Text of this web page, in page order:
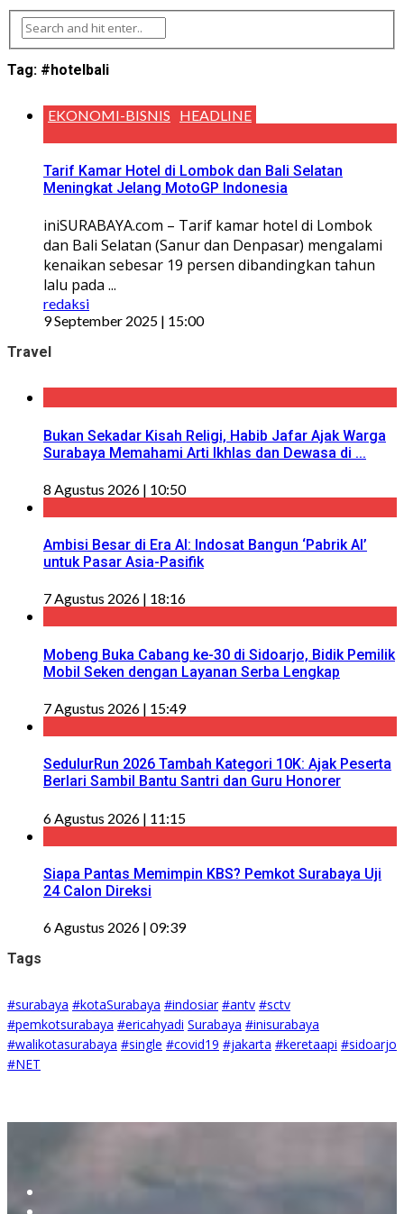
Tag: #hotelbali
EKONOMI-BISNIS HEADLINE
Tarif Kamar Hotel di Lombok dan Bali Selatan
Meningkat Jelang MotoGP Indonesia
iniSURABAYA.com – Tarif kamar hotel di Lombok
dan Bali Selatan (Sanur dan Denpasar) mengalami
kenaikan sebesar 19 persen dibandingkan tahun
lalu pada ...
redaksi
9 September 2025 | 15:00
Travel
Bukan Sekadar Kisah Religi, Habib Jafar Ajak Warga
Surabaya Memahami Arti Ikhlas dan Dewasa di ...
8 Agustus 2026 | 10:50
Ambisi Besar di Era AI: Indosat Bangun ‘Pabrik AI’
untuk Pasar Asia-Pasifik
7 Agustus 2026 | 18:16
Mobeng Buka Cabang ke-30 di Sidoarjo, Bidik Pemilik
Mobil Seken dengan Layanan Serba Lengkap
7 Agustus 2026 | 15:49
SedulurRun 2026 Tambah Kategori 10K: Ajak Peserta
Berlari Sambil Bantu Santri dan Guru Honorer
6 Agustus 2026 | 11:15
Siapa Pantas Memimpin KBS? Pemkot Surabaya Uji
24 Calon Direksi
6 Agustus 2026 | 09:39
Tags
#surabaya #kotaSurabaya #indosiar #antv #sctv
#pemkotsurabaya #ericahyadi Surabaya #inisurabaya
#walikotasurabaya #single #covid19 #jakarta #keretaapi #sidoarjo
#NET